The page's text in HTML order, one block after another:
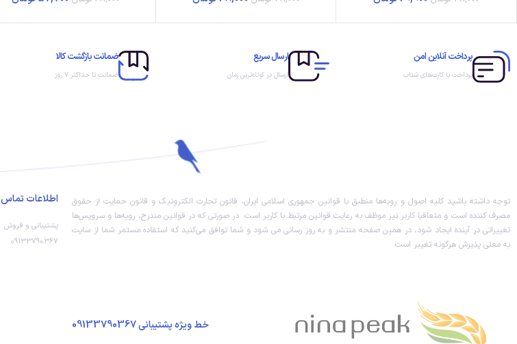
پرداخت آنلاین امن
پرداخت با کارت‌های شتاب
ارسال سریع
ارسال در کوتاه‌ترین زمان
ضمانت بازگشت کالا
ضمانت تا حداکثر ۷ روز
توجه داشته باشید کلیه اصول و رویه‏‌ها منطبق با قوانین جمهوری اسلامی ایران، قانون تجارت الکترونیک و قانون حمایت از حقوق
مصرف کننده است و متعاقبا کاربر نیز موظف به رعایت قوانین مرتبط با کاربر است. در صورتی که در قوانین مندرج، رویه‏‌ها و سرویس‏‌ها
تغییراتی در آینده ایجاد شود، در همین صفحه منتشر و به روز رسانی می شود و شما توافق می‏‌کنید که استفاده مستمر شما از سایت
به معنی پذیرش هرگونه تغییر است.
اطلاعات تماس
پشتیبانی و فروش
09133790367
خط ویژه پشتیبانی09133790367